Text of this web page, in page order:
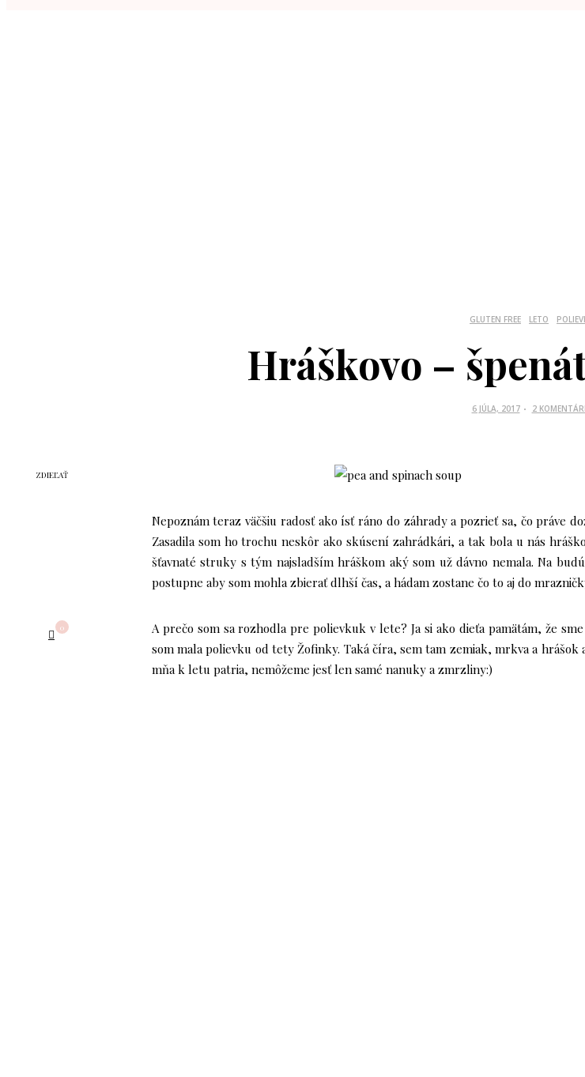
GLUTEN FREE LETO
Hráškovo –
P
N
6 JÚLA, 2017 2
ZDIEĽAŤ
0
Nepoznám teraz väčšiu radosť ako ísť ráno do záhrady a pozrieť sa, čo práve
Zasadila som ho trochu neskôr ako skúsení zahrádkári, a tak bola u nás
šťavnaté struky s tým najsladším hráškom aký som už dávno nemala. Na
postupne aby som mohla zbierať dlhší čas, a hádam zostane čo to aj do
A prečo som sa rozhodla pre polievkuk v lete? Ja si ako dieťa pamätám, že
som mala polievku od tety Žofinky. Taká číra, sem tam zemiak, mrkva a
mňa k letu patria, nemôžeme jesť len samé nanuky a zmrzliny:)